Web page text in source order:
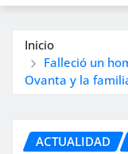
Inicio
Falleció un
Ovanta y la
ACTUALIDAD